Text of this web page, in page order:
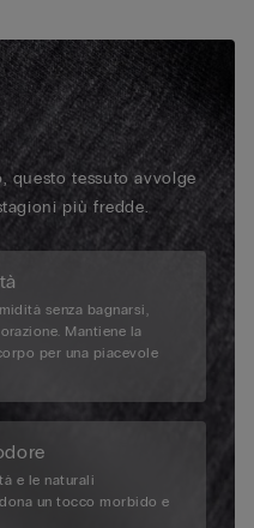
questo tessuto avvolge
più fredde.
senza bagnarsi,
Mantiene la
per una piacevole
e le naturali
un tocco morbido e